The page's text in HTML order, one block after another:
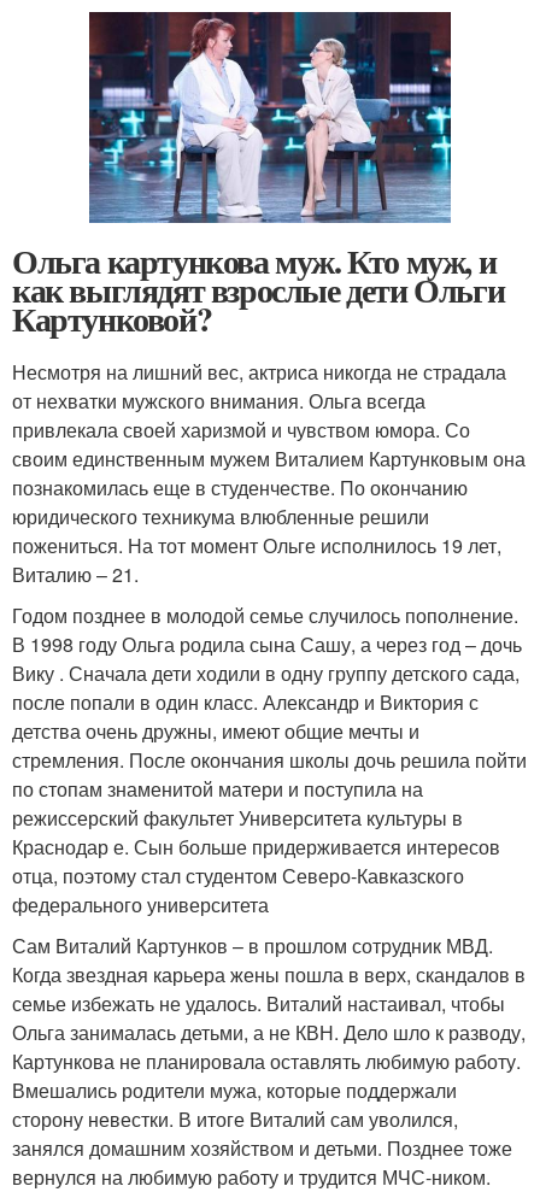
Ольга картункова муж. Кто муж, и
как выглядят взрослые дети Ольги
Картунковой?
Несмотря на лишний вес, актриса никогда не страдала
от нехватки мужского внимания. Ольга всегда
привлекала своей харизмой и чувством юмора. Со
своим единственным мужем Виталием Картунковым она
познакомилась еще в студенчестве. По окончанию
юридического техникума влюбленные решили
пожениться. На тот момент Ольге исполнилось 19 лет,
Виталию – 21.
Годом позднее в молодой семье случилось пополнение.
В 1998 году Ольга родила сына Сашу, а через год – дочь
Вику . Сначала дети ходили в одну группу детского сада,
после попали в один класс. Александр и Виктория с
детства очень дружны, имеют общие мечты и
стремления. После окончания школы дочь решила пойти
по стопам знаменитой матери и поступила на
режиссерский факультет Университета культуры в
Краснодар е. Сын больше придерживается интересов
отца, поэтому стал студентом Северо-Кавказского
федерального университета
Сам Виталий Картунков – в прошлом сотрудник МВД.
Когда звездная карьера жены пошла в верх, скандалов в
семье избежать не удалось. Виталий настаивал, чтобы
Ольга занималась детьми, а не КВН. Дело шло к разводу,
Картункова не планировала оставлять любимую работу.
Вмешались родители мужа, которые поддержали
сторону невестки. В итоге Виталий сам уволился,
занялся домашним хозяйством и детьми. Позднее тоже
вернулся на любимую работу и трудится МЧС-ником.